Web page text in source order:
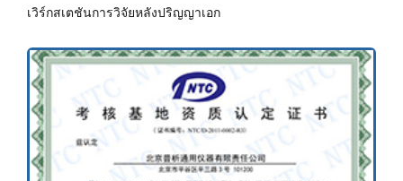
เวิร์กสเตชันการวิจัยหลังปริญญาเอก